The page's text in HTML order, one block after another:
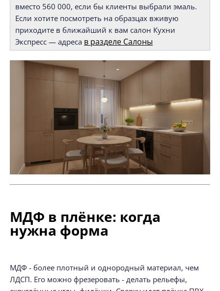
вместо 560 000, если бы клиенты выбрали эмаль.
Если хотите посмотреть на образцах вживую
приходите в ближайший к вам салон Кухни
Экспресс — адреса в разделе Салоны
МДФ в плёнке: когда
нужна форма
МДФ - более плотный и однородный материал, чем
ЛДСП. Его можно фрезеровать - делать рельефы,